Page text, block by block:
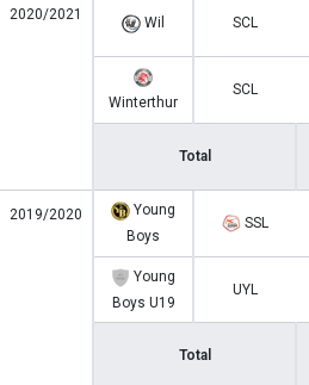
2020/2021 Wil SCL
Winterthur
SCL
Total
2019/2020
Young
Boys
SSL
Young
Boys U19
UYL
Total